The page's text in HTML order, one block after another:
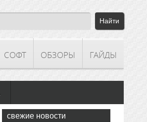
СОФТ ОБЗОРЫ ГАЙДЫ
свежие новости